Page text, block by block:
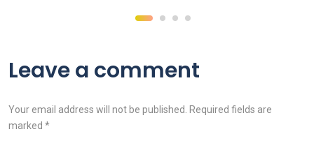
Leave a comment
Your email address will not be published. Required fields are
marked *